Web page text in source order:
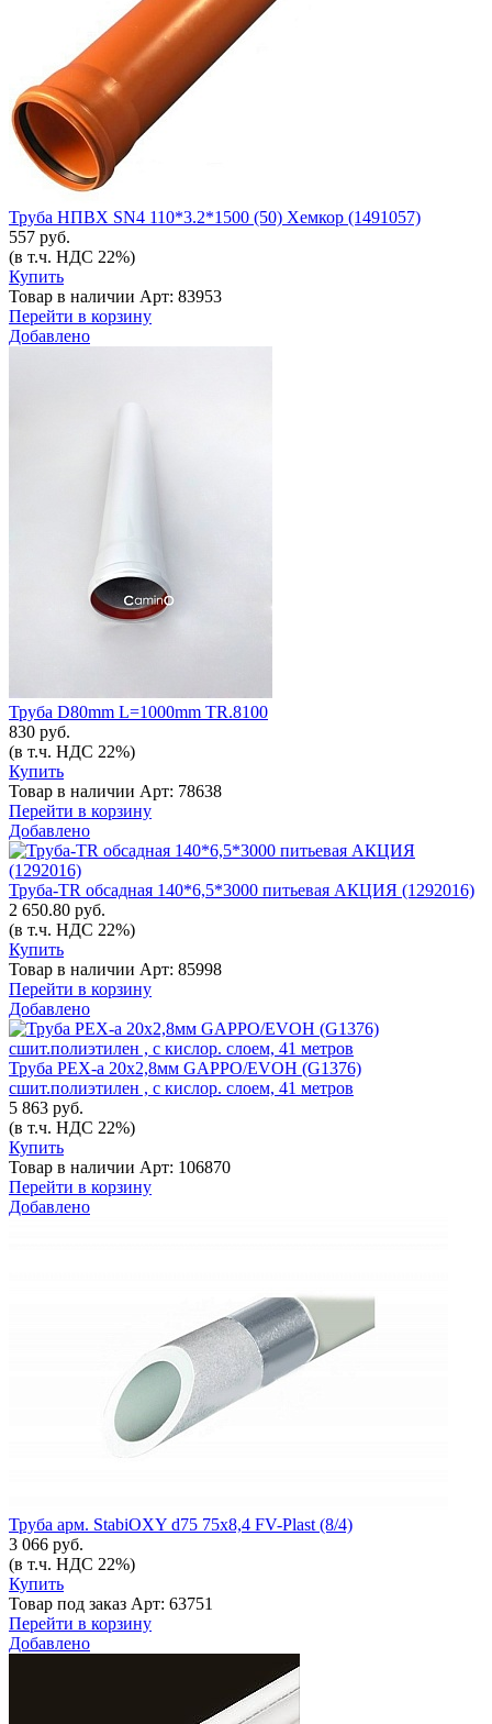
Труба НПВХ SN4 110*3.2*1500 (50) Хемкор (1491057)
557 руб.
(в т.ч. НДС 22%)
Купить
Товар в наличии Арт: 83953
Перейти в корзину
Добавлено
Труба D80mm L=1000mm TR.8100
830 руб.
(в т.ч. НДС 22%)
Купить
Товар в наличии Арт: 78638
Перейти в корзину
Добавлено
Труба-TR обсадная 140*6,5*3000 питьевая АКЦИЯ (1292016)
2 650.80 руб.
(в т.ч. НДС 22%)
Купить
Товар в наличии Арт: 85998
Перейти в корзину
Добавлено
Труба PEX-a 20х2,8мм GAPPO/EVOH (G1376)
сшит.полиэтилен , с кислор. слоем, 41 метров
5 863 руб.
(в т.ч. НДС 22%)
Купить
Товар в наличии Арт: 106870
Перейти в корзину
Добавлено
Труба арм. StabiOXY d75 75х8,4 FV-Plast (8/4)
3 066 руб.
(в т.ч. НДС 22%)
Купить
Товар под заказ Арт: 63751
Перейти в корзину
Добавлено